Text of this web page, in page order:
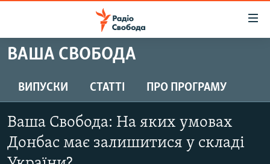
Перейти
до
матеріалу
до
основної
навігації
РАДІО СВОБОДА – 70 РОКІВ
ВСЕ ЗА ДОБУ
ПОЛІТИКА
ВІЙНА
РОСІЙСЬКА «ФІЛЬТРАЦІЯ»
ВАША СВОБОДА
ВИПУСКИ СТАТТІ ПРО ПРОГРАМУ
Ваша Свобода: На яких умовах
Донбас має залишитися у складі